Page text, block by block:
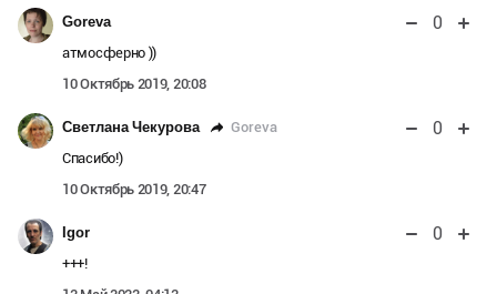
Goreva 0
атмосферно ))
10 Октябрь 2019, 20:08
Светлана Чекурова Goreva 0
Спасибо!)
10 Октябрь 2019, 20:47
Igor 0
+++!